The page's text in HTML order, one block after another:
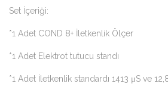
Set İçeriği:
*1 Adet COND 8+ İletkenlik Ölçer
*1 Adet Elektrot tutucu standı
*1 Adet İletkenlik standardı 1413 μS ve